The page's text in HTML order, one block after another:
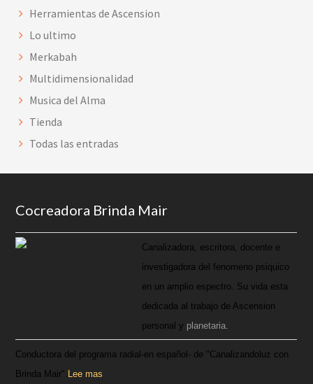
Herramientas de Ascension
Lo ultimo
Merkabah
Multidimensionalidad
Musica del Alma
Tienda
Todas las entradas
Footer
Cocreadora Brinda Mair
Canalizadora, escritora, docente e
investigadora del fenomeno psiquico
en un amplio espectro. Su vida esta
dedicada al trabajo de Ascension
personal y planetaria.
Conductora del programa radial-en español- de "Canalizandoluz con
Brinda Mair". Lee mas